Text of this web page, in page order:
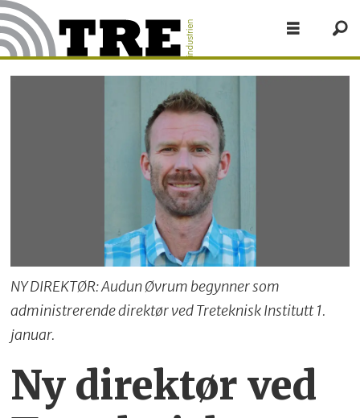
NY DIREKTØR: Audun Øvrum begynner som
administrerende direktør ved Treteknisk Institutt 1.
januar.
Ny direktør ved